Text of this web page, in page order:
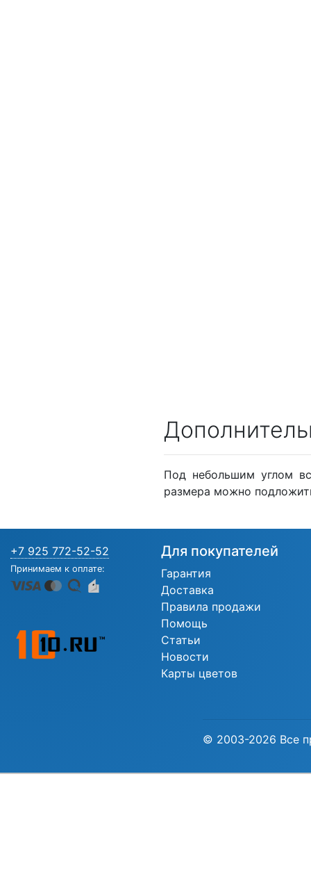
Под небольшим углом
размера можно
+7 925 772-52-52
Принимаем к оплате:
Для покупателей
Гарантия
Доставка
Правила продажи
Помощь
Статьи
Новости
Карты цветов
© 2003-2026 Все